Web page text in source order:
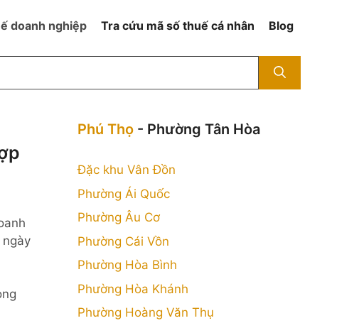
doanh nghiệp Tra cứu mã số thuế cá nhân Blog
Phú Thọ - Phường Tân Hòa
Đặc khu Vân Đồn
Phường Ái Quốc
Phường Âu Cơ
Phường Cái Vồn
Phường Hòa Bình
Phường Hòa Khánh
Phường Hoàng Văn Thụ